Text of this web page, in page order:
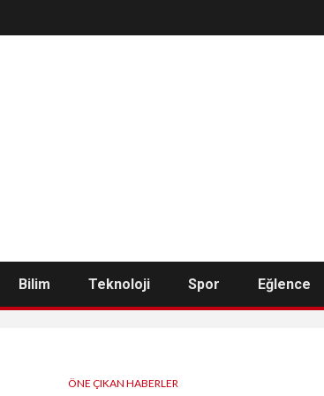
Bilim Teknoloji Spor Eğlence
ÖNE ÇIKAN HABERLER